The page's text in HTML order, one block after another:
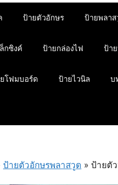
ป้ายตัวอักษร ป้ายพลาส
กซิงค์ ป้ายกล่องไฟ ป้า
โฟมบอร์ด ป้ายไวนิล บ
ป้ายตัวอักษรพลาสวูด » ป้ายตั